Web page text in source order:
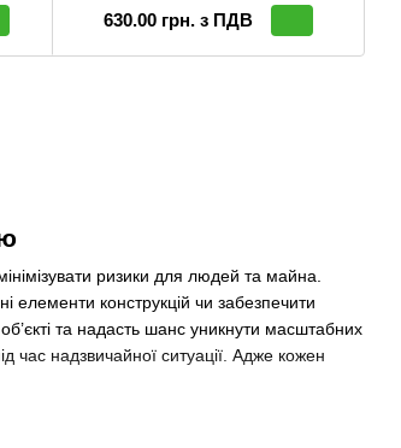
ризики для людей та майна.
елементи конструкцій чи забезпечити
та надасть шанс уникнути масштабних
час надзвичайної ситуації. Адже кожен
630.00 грн. з ПДВ